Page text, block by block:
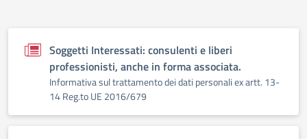
Soggetti Interessati: consulenti e liberi
professionisti, anche in forma associata.
Informativa sul trattamento dei dati personali ex artt. 13-
14 Reg.to UE 2016/679